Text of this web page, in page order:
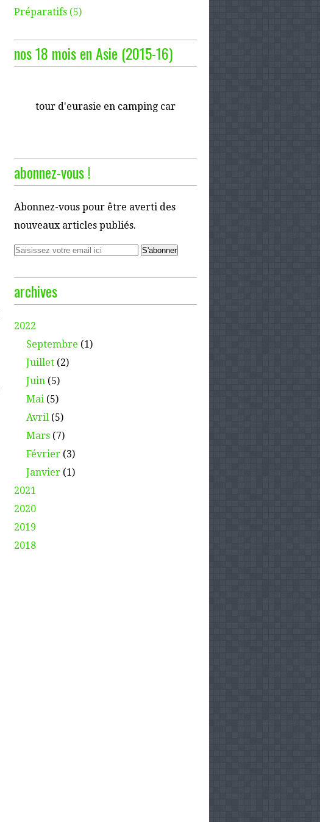
Préparatifs (5)
nos 18 mois en Asie (2015-16)
tour d'eurasie en camping car
abonnez-vous !
Abonnez-vous pour être averti des
nouveaux articles publiés.
archives
2022
Septembre (1)
Juillet (2)
Juin (5)
Mai (5)
Avril (5)
Mars (7)
Février (3)
Janvier (1)
2021
2020
2019
2018